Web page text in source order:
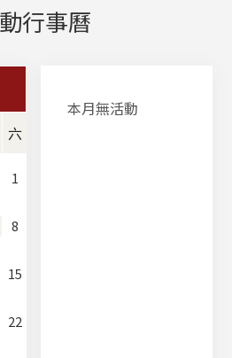
行事曆
六
1
8
15
22
本月無活動